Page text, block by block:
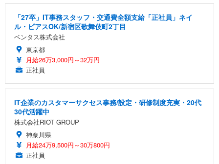
「27卒」IT事務スタッフ・交通費全額支給「正社員」ネイ
ル・ピアスOK/新宿区歌舞伎町2丁目
ベンタス株式会社
東京都
月給26万3,000円～32万円
正社員
IT企業のカスタマーサクセス事務/設定・研修制度充実・20代
30代活躍中
株式会社RIOT GROUP
神奈川県
月給24万9,500円～30万800円
正社員